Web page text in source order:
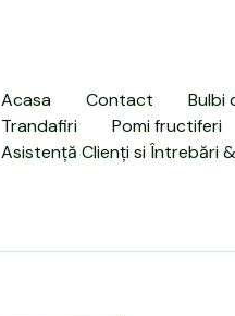
Acasa Contact Bulbi
Trandafiri
Pomi fructiferi
Asistență Clienți si Întrebări